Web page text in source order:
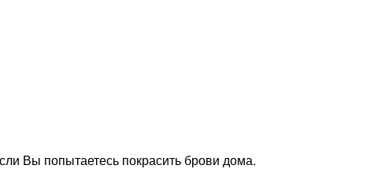
Вы попытаетесь покрасить брови дома.